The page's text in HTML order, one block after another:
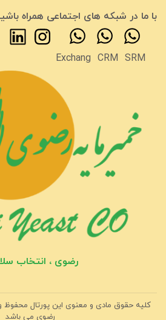
با ما در شبکه های اجتماعی همراه
SRM
CRM
Exchang
رضوی ، انتخاب
کلیه حقوق مادی و معنوی این پورتال
رضوی می باشد